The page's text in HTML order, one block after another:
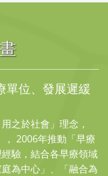
單位、發展遲緩
之於社會」理念，
2006年推動「早療
驗，結合各早療領域
為中心」、「融合為